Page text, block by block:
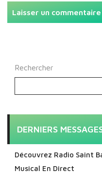
Rechercher
DERNIERS
Découvrez Radio Saint
Musical En Direct